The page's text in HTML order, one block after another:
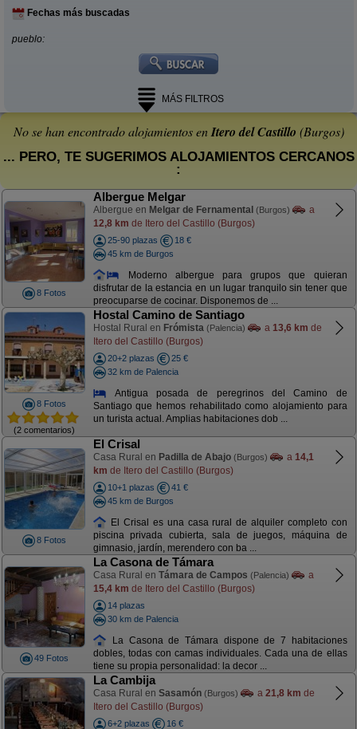
Fechas más buscadas
pueblo:
MÁS FILTROS
No se han encontrado alojamientos enItero del Castillo (Burgos)
... PERO, TE SUGERIMOS ALOJAMIENTOS CERCANOS
:
8 Fotos
Albergue Melgar
Albergue en Melgar de Fernamental (Burgos)
a
12,8 km de Itero del Castillo (Burgos)
25-90 plazas
18 €
45 km de Burgos
Moderno albergue para grupos que quieran
disfrutar de la estancia en un lugar tranquilo sin tener que
preocuparse de cocinar. Disponemos de ...
8 Fotos
(2 comentarios)
Hostal Camino de Santiago
Hostal Rural en Frómista (Palencia) a 13,6 km de
Itero del Castillo (Burgos)
20+2 plazas
25 €
32 km de Palencia
Antigua posada de peregrinos del Camino de
Santiago que hemos rehabilitado como alojamiento para
un turista actual. Amplias habitaciones dob ...
8 Fotos
El Crisal
Casa Rural en Padilla de Abajo (Burgos) a 14,1
km de Itero del Castillo (Burgos)
10+1 plazas
41 €
45 km de Burgos
El Crisal es una casa rural de alquiler completo con
piscina privada cubierta, sala de juegos, máquina de
gimnasio, jardín, merendero con ba ...
49 Fotos
La Casona de Támara
Casa Rural en Támara de Campos (Palencia)
a
15,4 km de Itero del Castillo (Burgos)
14 plazas
30 km de Palencia
La Casona de Támara dispone de 7 habitaciones
dobles, todas con camas individuales. Cada una de ellas
tiene su propia personalidad: la decor ...
La Cambija
Casa Rural en Sasamón (Burgos) a 21,8 km de
Itero del Castillo (Burgos)
6+2 plazas
16 €